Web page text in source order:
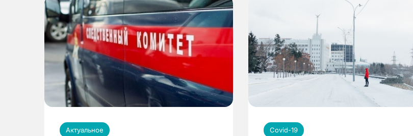
Актуальное Covid-19